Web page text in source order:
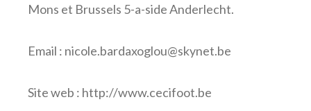
Mons et Brussels 5-a-side Anderlecht.
Email : nicole.bardaxoglou@skynet.be
Site web : http://www.cecifoot.be